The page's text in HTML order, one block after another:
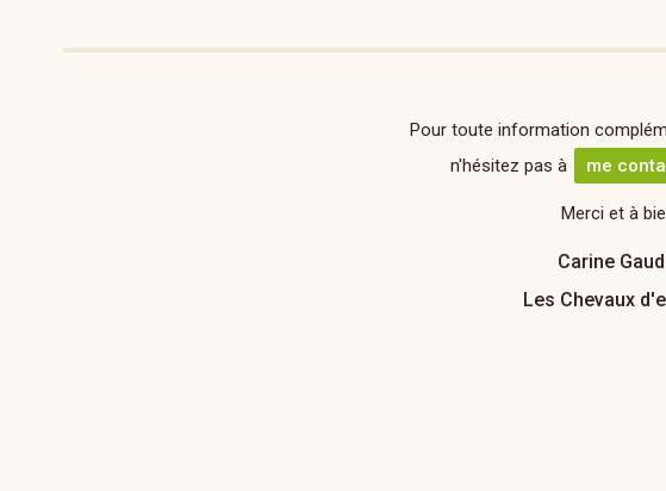
Pour toute information
n'hésitez pas à
me
Merci et à
Carine
Les Chevaux